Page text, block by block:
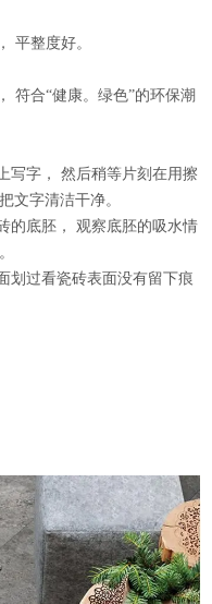
整度好。
合“健康。绿色”的环保潮
字， 然后稍等片刻在用擦
文字清洁干净。
底胚， 观察底胚的吸水情
过看瓷砖表面没有留下痕